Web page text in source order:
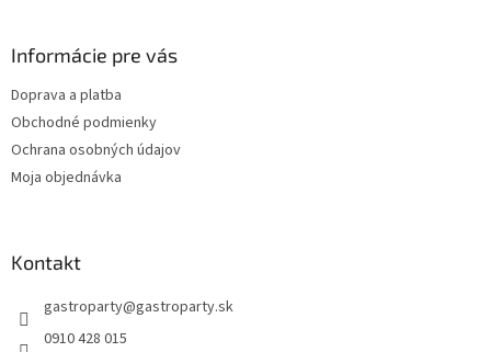
Informácie pre vás
Doprava a platba
Obchodné podmienky
Ochrana osobných údajov
Moja objednávka
Kontakt
gastroparty@gastroparty.sk
0910 428 015